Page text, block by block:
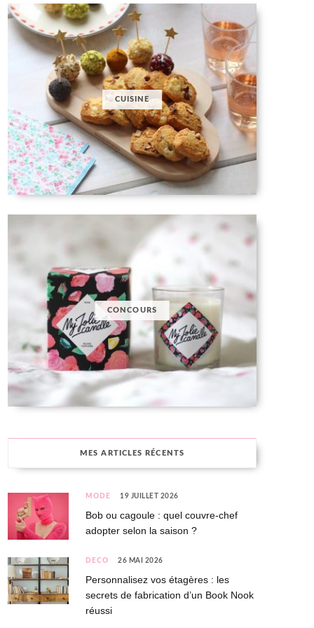
CUISINE
CONCOURS
MES ARTICLES RÉCENTS
MODE 19 JUILLET 2026
Bob ou cagoule : quel couvre-chef
adopter selon la saison ?
DÉCO 26 MAI 2026
Personnalisez vos étagères : les
secrets de fabrication d’un Book Nook
réussi